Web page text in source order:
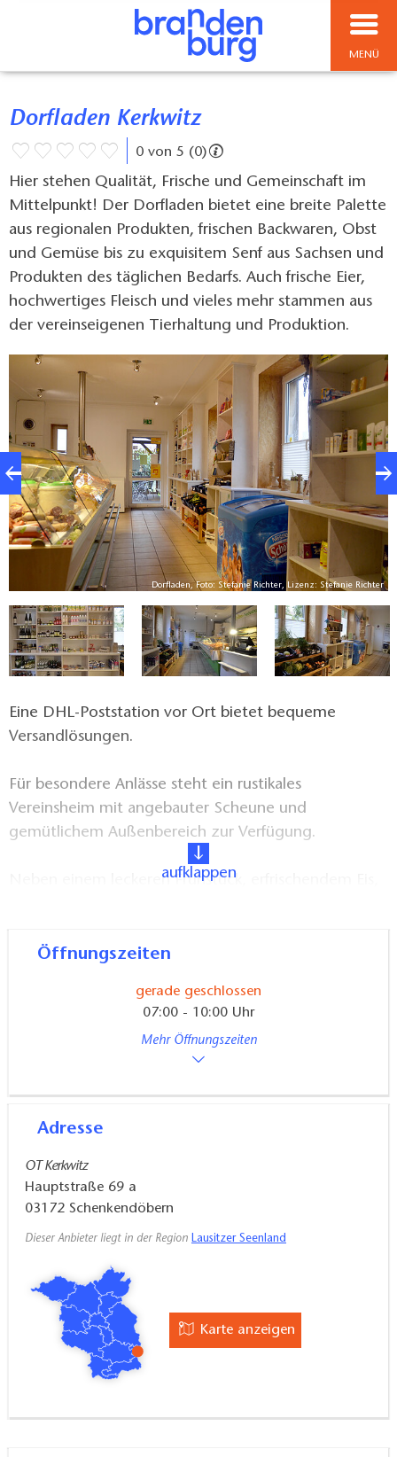
MENÜ
Dorfladen Kerkwitz
0 von 5 (0)
Hier stehen Qualität, Frische und Gemeinschaft im
Mittelpunkt! Der Dorfladen bietet eine breite Palette
aus regionalen Produkten, frischen Backwaren, Obst
und Gemüse bis zu exquisitem Senf aus Sachsen und
Produkten des täglichen Bedarfs. Auch frische Eier,
hochwertiges Fleisch und vieles mehr stammen aus
der vereinseigenen Tierhaltung und Produktion.
Dorfladen, Foto: Stefanie Richter, Lizenz: Stefanie Richter
Eine DHL-Poststation vor Ort bietet bequeme
Versandlösungen.
Für besondere Anlässe steht ein rustikales
Vereinsheim mit angebauter Scheune und
gemütlichem Außenbereich zur Verfügung.
Neben einem leckeren Frühstück, erfrischendem Eis,
gestaltete hauseigene Veranstaltungen geboten.
aufklappen
Öffnungszeiten
gerade geschlossen
07:00 - 10:00 Uhr
Mehr Öffnungszeiten
Adresse
OT Kerkwitz
Hauptstraße 69 a
03172 Schenkendöbern
Dieser Anbieter liegt in der Region Lausitzer Seenland
Karte anzeigen